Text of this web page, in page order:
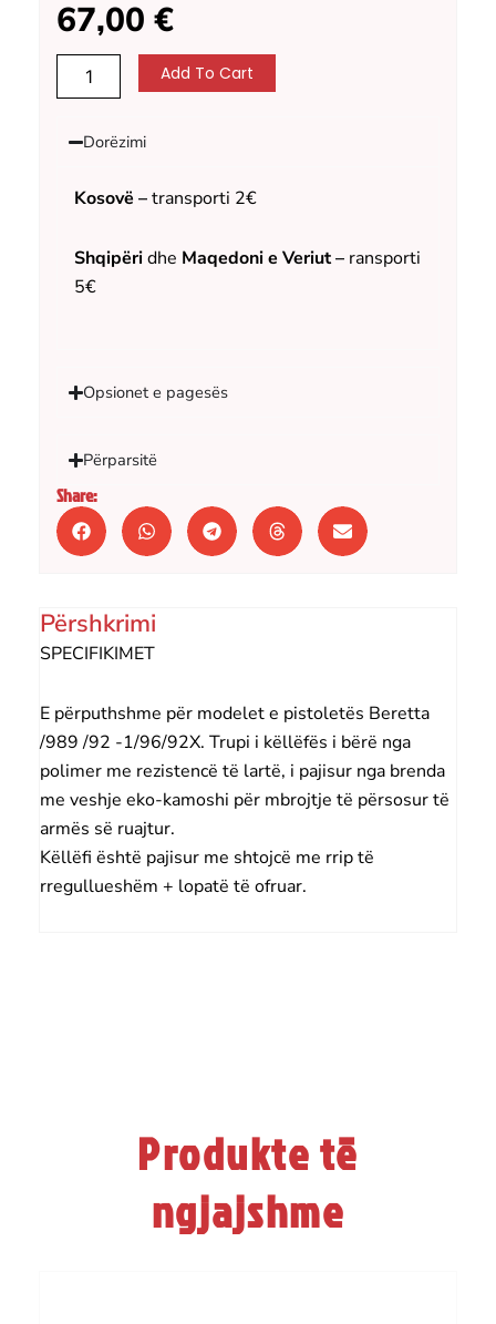
67,00 €
Beretta
quantity
Add To Cart
Dorëzimi
Kosovë –transporti 2€
Shqipëridhe Maqedoni e Veriut – ransporti
5€
Opsionet e pagesës
Përparsitë
Share:
Përshkrimi
SPECIFIKIMET
E përputhshme për modelet e pistoletës Beretta
/989 /92 -1/96/92X. Trupi i këllëfës i bërë nga
polimer me rezistencë të lartë, i pajisur nga brenda
me veshje eko-kamoshi për mbrojtje të përsosur të
armës së ruajtur.
Këllëfi është pajisur me shtojcë me rrip të
rregullueshëm + lopatë të ofruar.
Produkte të
ngjajshme